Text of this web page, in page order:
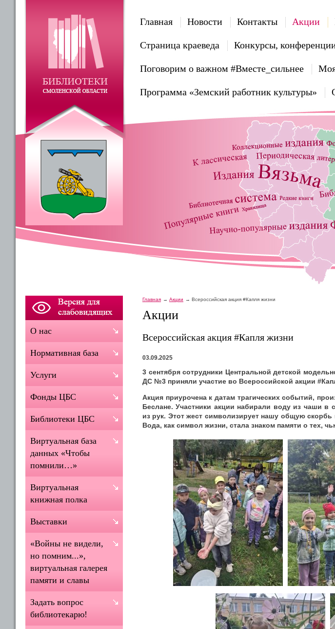
Главная Новости Контакты Акции
Страница краеведа Конкурсы,
Поговорим о важном #Вместе_сильнее
Программа «Земский работник культуры»
Главная Акции Всероссийская акция #Капля жизни
Акции
Всероссийская акция #Капля жизни
03.09.2025
3 сентября сотрудники Центральной детской
ДС №3 приняли участие во Всероссийской акции
Акция приурочена к датам трагических событий,
Беслане. Участники акции набирали воду из чаши
из рук. Этот жест символизирует нашу общую скорбь
Вода, как символ жизни, стала знаком памяти о тех,
О нас
Нормативная база
Услуги
Фонды ЦБС
Библиотеки ЦБС
Виртуальная база
данных «Чтобы
помнили…»
Виртуальная
книжная полка
Выставки
«Войны не видели,
но помним...»,
виртуальная галерея
памяти и славы
Задать вопрос
библиотекарю!